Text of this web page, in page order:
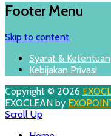
Footer Menu
Skip to content
Syarat & Ketentuan
Kebijakan Privasi
Copyright © 2026
EXOCLEAN by
Scroll Up